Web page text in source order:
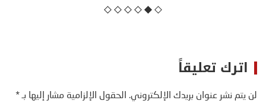
اترك تعليقاً
لن يتم نشر عنوان بريدك الإلكتروني. الحقول الإلزامية مشار إليها بـ*